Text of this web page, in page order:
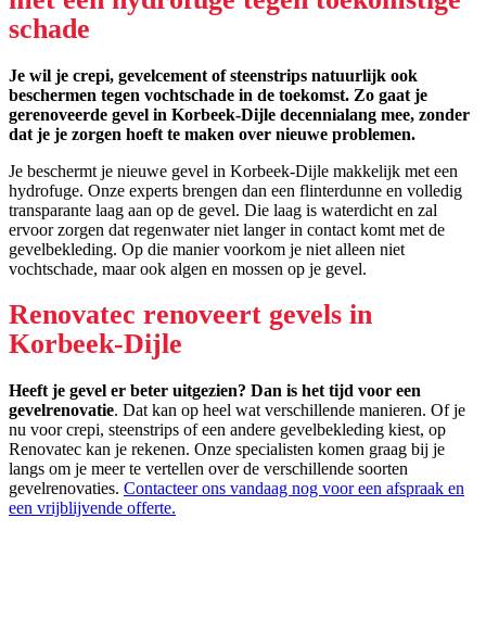
schade
Je wil je crepi, gevelcement of steenstrips natuurlijk ook
beschermen tegen vochtschade in de toekomst. Zo gaat je
gerenoveerde gevel in Korbeek-Dijle decennialang mee, zonder
dat je je zorgen hoeft te maken over nieuwe problemen.
Je beschermt je nieuwe gevel in Korbeek-Dijle makkelijk met een
hydrofuge. Onze experts brengen dan een flinterdunne en volledig
transparante laag aan op de gevel. Die laag is waterdicht en zal
ervoor zorgen dat regenwater niet langer in contact komt met de
gevelbekleding. Op die manier voorkom je niet alleen niet
vochtschade, maar ook algen en mossen op je gevel.
Renovatec renoveert gevels in
Korbeek-Dijle
Heeft je gevel er beter uitgezien? Dan is het tijd voor een
gevelrenovatie. Dat kan op heel wat verschillende manieren. Of je
nu voor crepi, steenstrips of een andere gevelbekleding kiest, op
Renovatec kan je rekenen. Onze specialisten komen graag bij je
langs om je meer te vertellen over de verschillende soorten
gevelrenovaties. Contacteer ons vandaag nog voor een afspraak en
een vrijblijvende offerte.